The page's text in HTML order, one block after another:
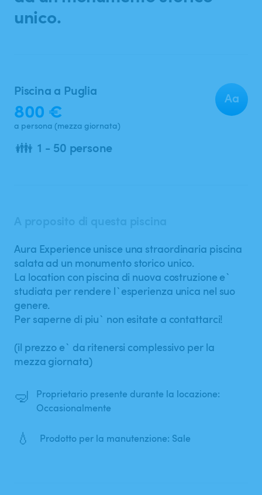
unico.
Piscina a Puglia
800 €
a persona (mezza giornata)
👪 1 - 50 persone
Aa
Aura Experience unisce una straordinaria piscina
salata ad un monumento storico unico.
La location con piscina di nuova costruzione e`
studiata per rendere l`esperienza unica nel suo
genere.
Per saperne di piu` non esitate a contattarci!
(il prezzo e` da ritenersi complessivo per la
mezza giornata)
🤿
Proprietario presente durante la locazione:
Occasionalmente
💧 Prodotto per la manutenzione: Sale